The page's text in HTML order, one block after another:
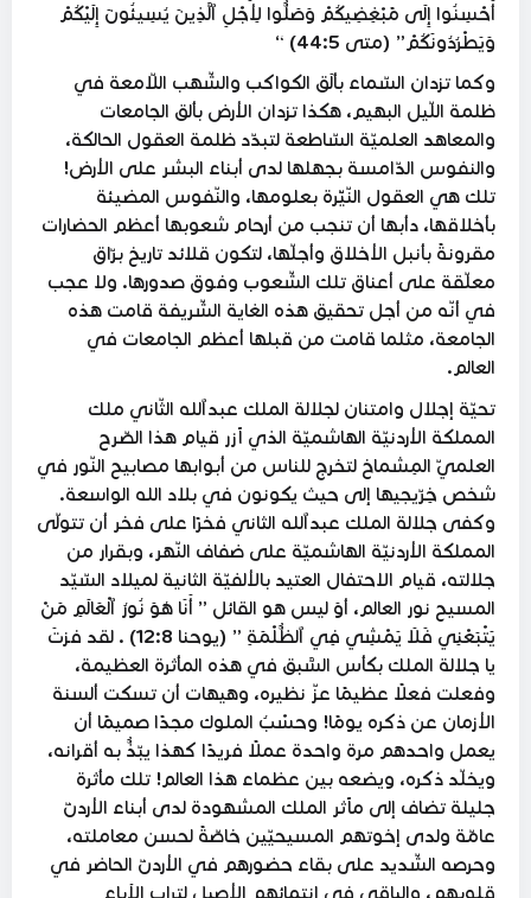
أَحْسِنُوا إِلَى مًبْغِضِيكُمْ وَصَلُّوا لِأَجْلِ ٱلَّذِينَ يُسِيئُونَ إِلَيْكُمْ
وَيَطْرُدُونَكُمْ” (متى 44:5) “
وكما تزدان السّماء بألَق الكواكب والشّهب اللّامعة في
ظلمة اللّيل البهيم، هكذا تزدان الأرض بألق الجامعات
والمعاهد العلميّة السّاطعة لتبدّد ظلمة العقول الحالكة،
والنفوس الدّامسة بجهلها لدى أبناء البشر على الأرض!
تلك هي العقول النّيّّرة بعلومها، والنّفوس المضيئة
بأخلاقها، دأبها أن تنجب من أرحام شعوبها أعظم الحضارات
مقرونةً بأنبل الأخلاق وأجلّها، لتكون قلائد تاريخ برّاق
معلّقة على أعناق تلك الشّعوب وفوق صدورها. ولا عجب
في أنّه من أجل تحقيق هذه الغاية الشّريفة قامت هذه
الجامعة، مثلما قامت من قبلها أعظم الجامعات في
العالم.
تحيّة إجلال وامتنان لجلالة الملك عبدٱلله الثّاني ملك
المملكة الأردنيّة الهاشميّة الذي آزر قيام هذا الصّرح
العلميّ المِشماخ لتخرج للناس من أبوابها مصابيح النّور في
شخص خِرّيجيها إلى حيث يكونون في بلاد الله الواسعة.
وكفى جلالة الملك عبدٱلله الثاني فخرًا على فخر أن تتولّى
المملكة الأردنيّة الهاشميّة على ضفاف النّهر، وبقرار من
جلالته، قيام الاحتفال العتيد بالألفيّة الثانية لميلاد السّيّد
المسيح نور العالم، أوَ ليس هو القائل ” أَنَا هُوَ نُورُ ٱلْعَالَمِ مَنْ
يَتْبَعْنِي فَلَا يَمْشِي فِي ٱلظُّلْمَةِ ” (يوحنا 12:8) . لقد فزتَ
يا جلالة الملك بكأس السَّبق في هذه المأثرة العظيمة،
وفعلت فعلًا عظيمًا عزّ نظيره، وهيهات أن تسكت ألسنة
الأزمان عن ذكره يومًا! وحسْبُ الملوك مجدًا صميمًا أن
يعمل واحدهم مرة واحدة عملًا فريدًا كهذا يبّذُّ به أقرانه،
ويخلّد ذكره، ويضعه بين عظماء هذا العالم! تلك مأثرة
جليلة تضاف إلى مآثر الملك المشهودة لدى أبناء الأردنّ
عامّة ولدى إخوتهم المسيحيّين خاصّةً لحسن معاملته،
وحرصه الشّديد على بقاء حضورهم في الأردنّ الحاضر في
قلوبهم، والباقي في انتمائهم الأصيل لتراب الآباء